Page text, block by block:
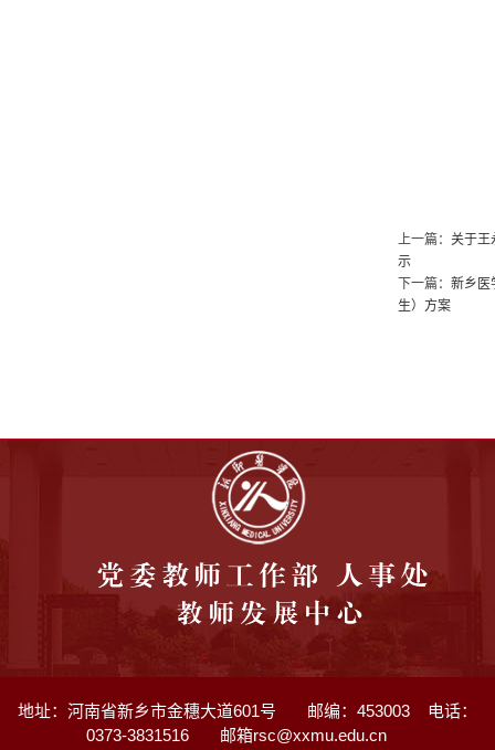
上一篇： 关于王
示
下一篇： 新乡医
生）方案
地址：河南省新乡市金穗大道601号 邮编：453003 电话：
0373-3831516 邮箱rsc@xxmu.edu.cn